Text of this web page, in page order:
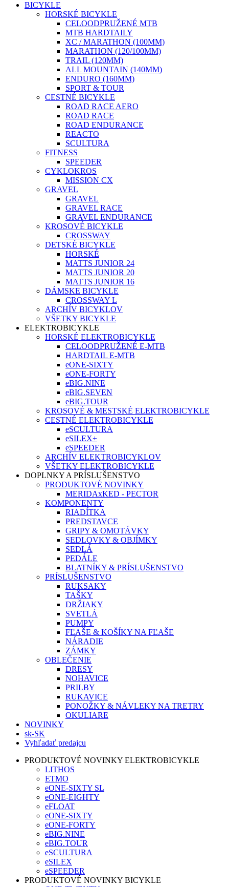
BICYKLE
HORSKÉ BICYKLE
CELOODPRUŽENÉ MTB
MTB HARDTAILY
XC / MARATHON (100MM)
MARATHON (120/100MM)
TRAIL (120MM)
ALL MOUNTAIN (140MM)
ENDURO (160MM)
SPORT & TOUR
CESTNÉ BICYKLE
ROAD RACE AERO
ROAD RACE
ROAD ENDURANCE
REACTO
SCULTURA
FITNESS
SPEEDER
CYKLOKROS
MISSION CX
GRAVEL
GRAVEL
GRAVEL RACE
GRAVEL ENDURANCE
KROSOVÉ BICYKLE
CROSSWAY
DETSKÉ BICYKLE
HORSKÉ
MATTS JUNIOR 24
MATTS JUNIOR 20
MATTS JUNIOR 16
DÁMSKE BICYKLE
CROSSWAY L
ARCHÍV BICYKLOV
VŠETKY BICYKLE
ELEKTROBICYKLE
HORSKÉ ELEKTROBICYKLE
CELOODPRUŽENÉ E-MTB
HARDTAIL E-MTB
eONE-SIXTY
eONE-FORTY
eBIG.NINE
eBIG.SEVEN
eBIG.TOUR
KROSOVÉ & MESTSKÉ ELEKTROBICYKLE
CESTNÉ ELEKTROBICYKLE
eSCULTURA
eSILEX+
eSPEEDER
ARCHÍV ELEKTROBICYKLOV
VŠETKY ELEKTROBICYKLE
DOPLNKY A PRÍSLUŠENSTVO
PRODUKTOVÉ NOVINKY
MERIDAxKED - PECTOR
KOMPONENTY
RIADÍTKA
PREDSTAVCE
GRIPY & OMOTÁVKY
SEDLOVKY & OBJÍMKY
SEDLÁ
PEDÁLE
BLATNÍKY & PRÍSLUŠENSTVO
PRÍSLUŠENSTVO
RUKSAKY
TAŠKY
DRŽIAKY
SVETLÁ
PUMPY
FĽAŠE & KOŠÍKY NA FĽAŠE
NÁRADIE
ZÁMKY
OBLEČENIE
DRESY
NOHAVICE
PRILBY
RUKAVICE
PONOŽKY & NÁVLEKY NA TRETRY
OKULIARE
NOVINKY
sk-SK
Vyhľadať predajcu
PRODUKTOVÉ NOVINKY ELEKTROBICYKLE
LITHOS
ETMO
eONE-SIXTY SL
eONE-EIGHTY
eFLOAT
eONE-SIXTY
eONE-FORTY
eBIG.NINE
eBIG.TOUR
eSCULTURA
eSILEX
eSPEEDER
PRODUKTOVÉ NOVINKY BICYKLE